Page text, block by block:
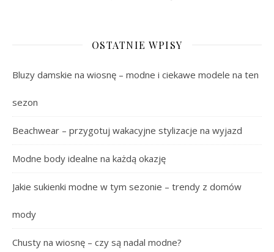
OSTATNIE WPISY
Bluzy damskie na wiosnę – modne i ciekawe modele na ten
sezon
Beachwear – przygotuj wakacyjne stylizacje na wyjazd
Modne body idealne na każdą okazję
Jakie sukienki modne w tym sezonie – trendy z domów
mody
Chusty na wiosnę – czy są nadal modne?